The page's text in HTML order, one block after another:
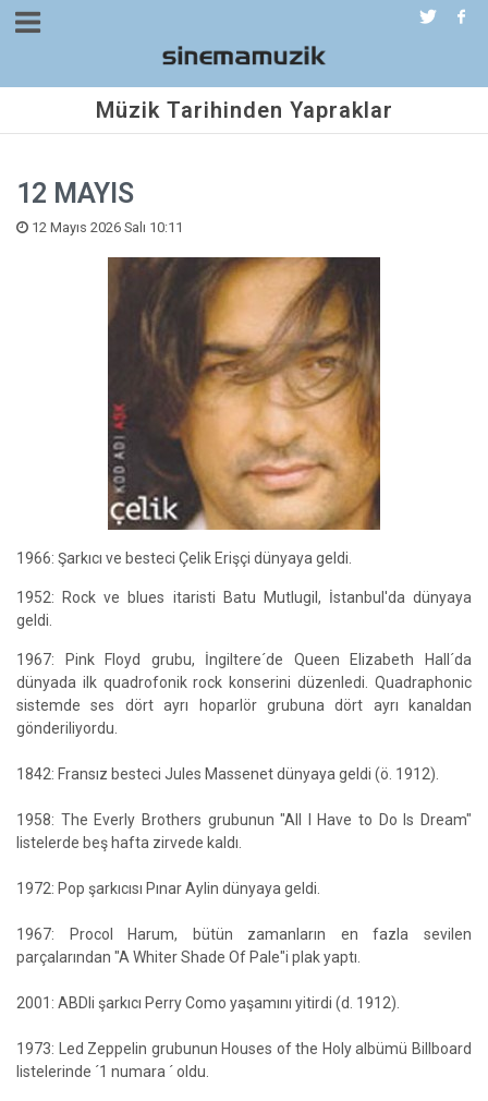
Müzik Tarihinden Yapraklar
12 MAYIS
12 Mayıs 2026 Salı 10:11
1966: Şarkıcı ve besteci Çelik Erişçi dünyaya geldi.
1952: Rock ve blues itaristi Batu Mutlugil, İstanbul'da dünyaya
geldi.
1967: Pink Floyd grubu, İngiltere´de Queen Elizabeth Hall´da
dünyada ilk quadrofonik rock konserini düzenledi. Quadraphonic
sistemde ses dört ayrı hoparlör grubuna dört ayrı kanaldan
gönderiliyordu.
1842: Fransız besteci Jules Massenet dünyaya geldi (ö. 1912).
1958: The Everly Brothers grubunun "All I Have to Do Is Dream"
listelerde beş hafta zirvede kaldı.
1972: Pop şarkıcısı Pınar Aylin dünyaya geldi.
1967: Procol Harum, bütün zamanların en fazla sevilen
parçalarından "A Whiter Shade Of Pale"i plak yaptı.
2001: ABDli şarkıcı Perry Como yaşamını yitirdi (d. 1912).
1973: Led Zeppelin grubunun Houses of the Holy albümü Billboard
listelerinde ´1 numara ´ oldu.